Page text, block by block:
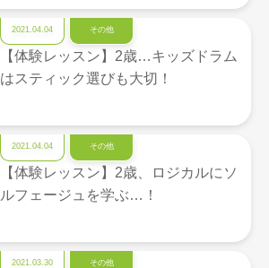
2021.04.04 その他
【体験レッスン】2歳…キッズドラム
はスティック選びも大切！
2021.04.04 その他
【体験レッスン】2歳、ロジカルにソ
ルフェージュを学ぶ…！
2021.03.30 その他